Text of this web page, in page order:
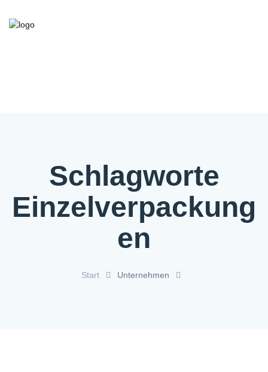
Schlagworte
Einzelverpackung
en
Start Unternehmen